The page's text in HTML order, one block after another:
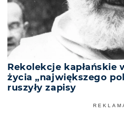
Rekolekcje kapłańskie
życia „największego
ruszyły zapisy